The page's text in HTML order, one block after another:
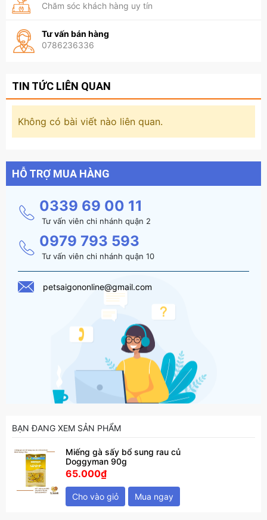
Chăm sóc khách hàng uy tín
Tư vấn bán hàng
0786236336
TIN TỨC LIÊN QUAN
Không có bài viết nào liên quan.
HỖ TRỢ MUA HÀNG
0339 69 00 11
Tư vấn viên chi nhánh quận 2
0979 793 593
Tư vấn viên chi nhánh quận 10
petsaigononline@gmail.com
BẠN ĐANG XEM SẢN PHẨM
Miếng gà sấy bổ sung rau củ
Doggyman 90g
65.000₫
Cho vào giỏ Mua ngay